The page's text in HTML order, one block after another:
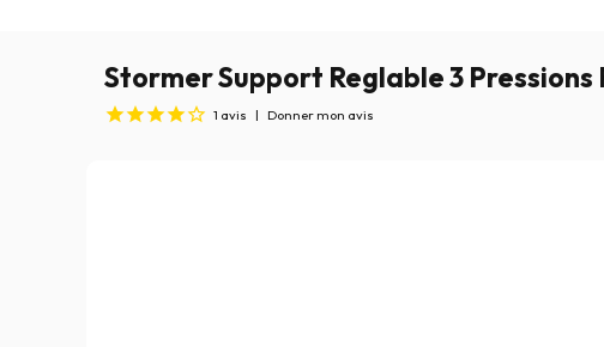
Stormer Support Reglable 3
1 avis | Donner mon avis